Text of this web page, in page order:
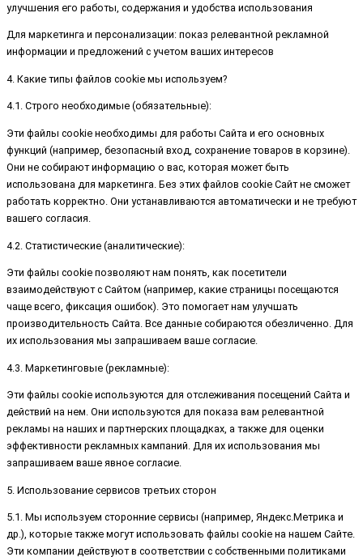
улучшения его работы, содержания и удобства использования
Для маркетинга и персонализации: показ релевантной рекламной
информации и предложений с учетом ваших интересов
4. Какие типы файлов cookie мы используем?
4.1. Строго необходимые (обязательные):
Эти файлы cookie необходимы для работы Сайта и его основных
функций (например, безопасный вход, сохранение товаров в корзине).
Они не собирают информацию о вас, которая может быть
использована для маркетинга. Без этих файлов cookie Сайт не сможет
работать корректно. Они устанавливаются автоматически и не требуют
вашего согласия.
4.2. Статистические (аналитические):
Эти файлы cookie позволяют нам понять, как посетители
взаимодействуют с Сайтом (например, какие страницы посещаются
чаще всего, фиксация ошибок). Это помогает нам улучшать
производительность Сайта. Все данные собираются обезличенно. Для
их использования мы запрашиваем ваше согласие.
4.3. Маркетинговые (рекламные):
Эти файлы cookie используются для отслеживания посещений Сайта и
действий на нем. Они используются для показа вам релевантной
рекламы на наших и партнерских площадках, а также для оценки
эффективности рекламных кампаний. Для их использования мы
запрашиваем ваше явное согласие.
5. Использование сервисов третьих сторон
5.1. Мы используем сторонние сервисы (например, Яндекс.Метрика и
др.), которые также могут использовать файлы cookie на нашем Сайте.
Эти компании действуют в соответствии с собственными политиками